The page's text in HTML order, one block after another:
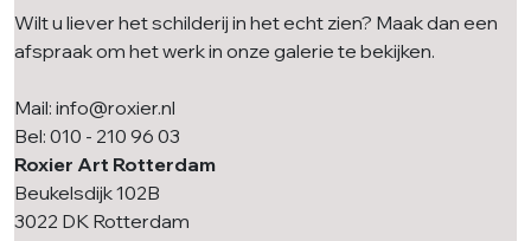
Wilt u liever het schilderij in het echt zien? Maak dan een
afspraak om het werk in onze galerie te bekijken.
Mail: info@roxier.nl
Bel: 010 - 210 96 03
Roxier Art Rotterdam
Beukelsdijk 102B
3022 DK Rotterdam